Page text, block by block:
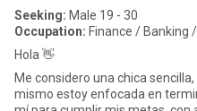
Seeking: Male 19 - 30
Occupation: Finance / Banking
Hola 👋
Me considero una chica
mismo estoy enfocada en